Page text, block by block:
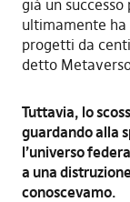
già un
ultimamente
progetti da
detto
Tuttavia, lo
guardando alla
l’universo
a una
conoscevamo.